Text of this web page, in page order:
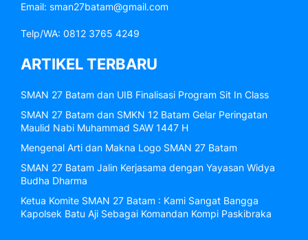
Email: sman27batam@gmail.com
Telp/WA: 0812 3765 4249
ARTIKEL TERBARU
SMAN 27 Batam dan UIB Finalisasi Program Sit In Class
SMAN 27 Batam dan SMKN 12 Batam Gelar Peringatan
Maulid Nabi Muhammad SAW 1447 H
Mengenal Arti dan Makna Logo SMAN 27 Batam
SMAN 27 Batam Jalin Kerjasama dengan Yayasan Widya
Budha Dharma
Ketua Komite SMAN 27 Batam : Kami Sangat Bangga
Kapolsek Batu Aji Sebagai Komandan Kompi Paskibraka